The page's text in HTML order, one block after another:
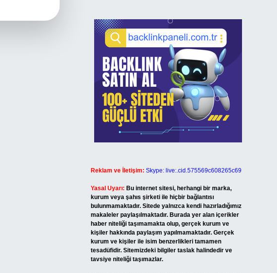
Reklam ve İletişim: Skype: live:.cid.575569c608265c69
Yasal Uyarı: Bu internet sitesi, herhangi bir marka,
kurum veya şahıs şirketi ile hiçbir bağlantısı
bulunmamaktadır. Sitede yalnızca kendi hazırladığımız
makaleler paylaşılmaktadır. Burada yer alan içerikler
haber niteliği taşımamakta olup, gerçek kurum ve
kişiler hakkında paylaşım yapılmamaktadır. Gerçek
kurum ve kişiler ile isim benzerlikleri tamamen
tesadüfidir. Sitemizdeki bilgiler taslak halindedir ve
tavsiye niteliği taşımazlar.